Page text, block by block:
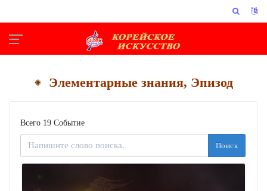
Элементарные знания, Эпизод
Всего 19 Событие
Поиск